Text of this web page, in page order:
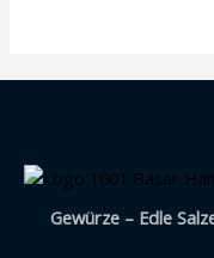
Gewürze – Edle